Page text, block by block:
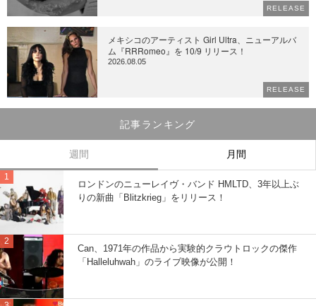
RELEASE
メキシコのアーティスト Girl Ultra、ニューアルバ
ム『RRRomeo』を 10/9 リリース！
2026.08.05
RELEASE
記事ランキング
週間 月間
ロンドンのニューレイヴ・バンド HMLTD、3年以上ぶ
りの新曲「Blitzkrieg」をリリース！
Can、1971年の作品から実験的クラウトロックの傑作
「Halleluhwah」のライブ映像が公開！